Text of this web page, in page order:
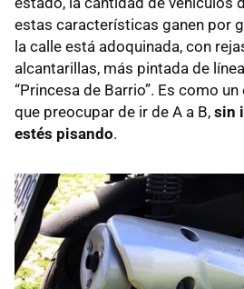
estas características ganen por
la calle está adoquinada, con
alcantarillas, más pintada de
“Princesa de Barrio”. Es como
que preocupar de ir de A a B, sin
estés pisando.